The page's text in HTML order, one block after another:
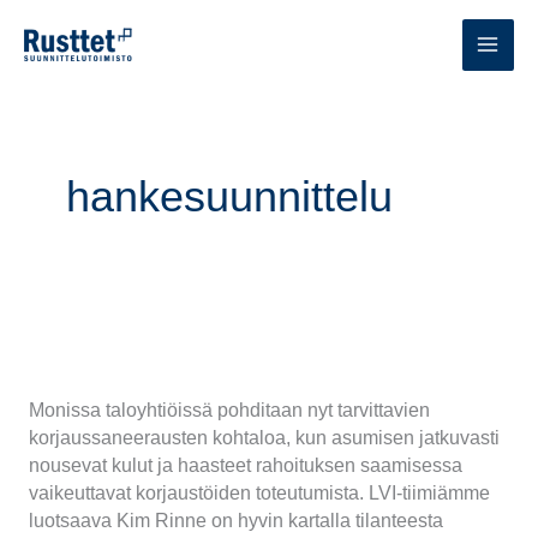
sisältöön
hankesuunnittelu
Monissa taloyhtiöissä pohditaan nyt tarvittavien
korjaussaneerausten kohtaloa, kun asumisen jatkuvasti
nousevat kulut ja haasteet rahoituksen saamisessa
vaikeuttavat korjaustöiden toteutumista. LVI-tiimiämme
luotsaava Kim Rinne on hyvin kartalla tilanteesta